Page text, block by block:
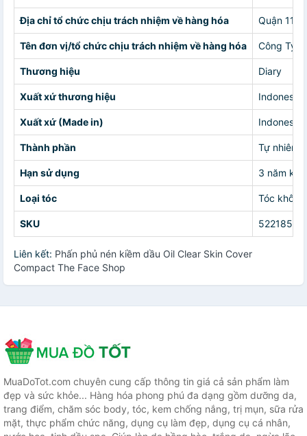
Địa chỉ tổ chức chịu trách nhiệm về hàng hóa Quận 11
Tên đơn vị/tổ chức chịu trách nhiệm về hàng hóa Công Ty
Thương hiệu Diary
Xuất xứ thương hiệu Indonesia
Xuất xứ (Made in) Indonesia
Thành phần Tự nhiên
Hạn sử dụng 3 năm kể
Loại tóc Tóc khô
SKU
Liên kết: Phấn phủ nén kiềm dầu Oil Clear Skin Cover
Compact The Face Shop
MuaDoTot.com chuyên cung cấp thông tin giá cả sản phẩm làm
đẹp và sức khỏe... Hàng hóa phong phú đa dạng gồm dưỡng da,
trang điểm, chăm sóc body, tóc, kem chống nắng, trị mụn, sữa rửa
mặt, thực phẩm chức năng, dụng cụ làm đẹp, dụng cụ cá nhân,